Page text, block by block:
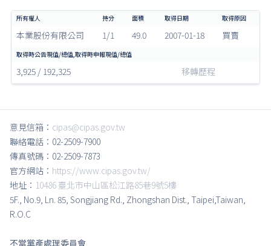
本業股份有限公司 1/1 49.0 2007-01-18 買賣
3,925 / 192,325 移轉歷程
意見信箱： cipas@cipas.gov.tw
聯絡電話：02-2509-7900
傳真號碼：02-2509-7873
官方網站： https://www.cipas.gov.tw/
地址： 10486 臺北市中山區松江路85巷9號5樓
5F., No.9, Ln. 85, Songjiang Rd., Zhongshan Dist., Taipei,Taiwan,
R.O.C
不當黨產處理委員會